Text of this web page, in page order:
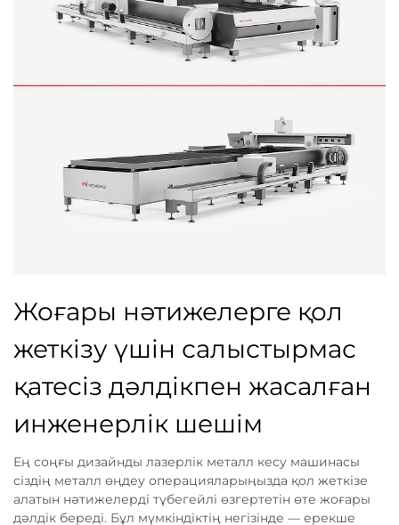
Жоғары нәтижелерге қол
жеткізу үшін салыстырмас
қатесіз дәлдікпен жасалған
инженерлік шешім
Ең соңғы дизайнды лазерлік металл кесу машинасы
сіздің металл өңдеу операцияларыңызда қол жеткізе
алатын нәтижелерді түбегейлі өзгертетін өте жоғары
дәлдік береді. Бұл мүмкіндіктің негізінде — ерекше